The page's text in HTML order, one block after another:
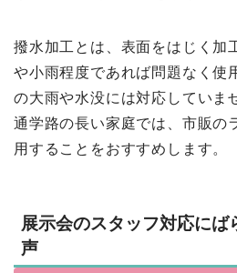
撥水加工とは、表面をはじく加
や小雨程度であれば問題なく使
の大雨や水没には対応していま
通学路の長い家庭では、市販の
用することをおすすめします。
展示会のスタッフ対応にば
声